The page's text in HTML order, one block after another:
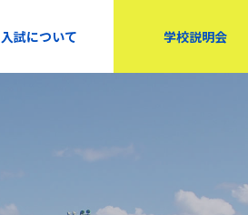
入試について 学校説明会